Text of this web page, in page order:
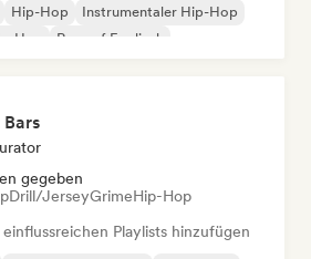
Hip-Hop
Instrumentaler Hip-Hop
Hop
Rap auf Englisch
gegeben
Drill/JerseyGrimeHip-Hop
Playlists hinzufügen